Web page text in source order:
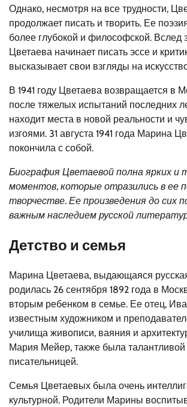
Однако, несмотря на все трудности,
продолжает писать и творить. Ее
более глубокой и философской. Вслед
Цветаева начинает писать эссе и
высказывает свои взгляды на
В 1941 году Цветаева возвращается в
после тяжелых испытаний последних
находит места в новой реальности и
изгоями. 31 августа 1941 года Марина
покончила с собой.
Биография Цветаевой полна ярких и
моментов, которые отразились в ее
творчестве. Ее произведения до сих
важным наследием русской
Детство и семья
Марина Цветаева, выдающаяся
родилась 26 сентября 1892 года в
вторым ребенком в семье. Ее отец,
известным художником и
училища живописи, ваяния и
Мария Мейер, также была талантливой
писательницей.
Семья Цветаевых была очень
культурной. Родители Марины